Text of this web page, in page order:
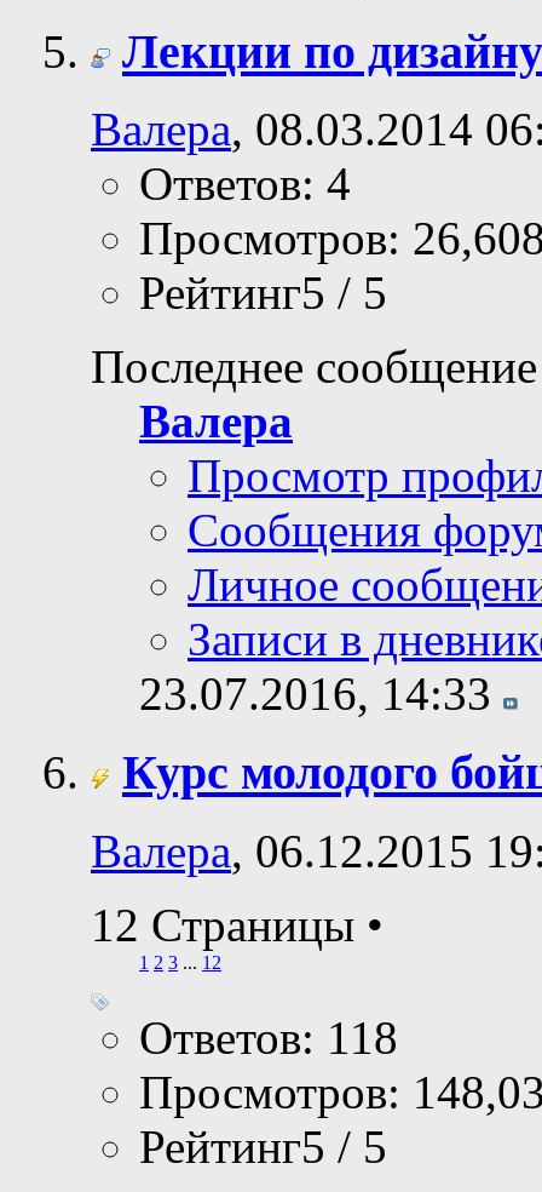
Лекции по дизайну
Валера, 08.03.2014
Ответов: 4
Просмотров:
Рейтинг5 / 5
Последнее
Валера
Просмотр
Сообщения
Личное
Записи в
23.07.2016, 14:33
Курс молодого
Валера, 06.12.2015
12 Страницы •
1 2 3 ... 12
Ответов: 118
Просмотров:
Рейтинг5 / 5